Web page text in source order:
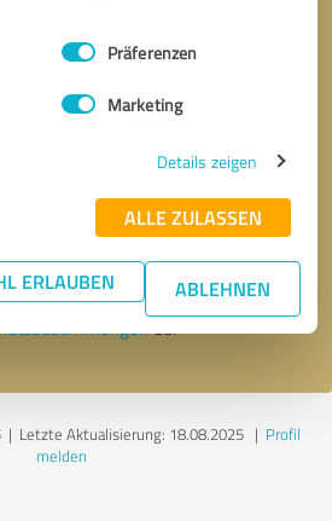
Präferenzen
Marketing
Details zeigen
ALLE ZULASSEN
ERLAUBEN ABLEHNEN
* Erforderliche Angaben
senden
zu.
| Letzte Aktualisierung: 18.08.2025| Profil
melden